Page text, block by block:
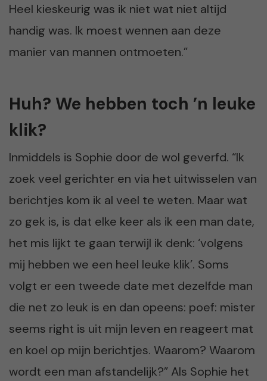
Heel kieskeurig was ik niet wat niet altijd
handig was. Ik moest wennen aan deze
manier van mannen ontmoeten.”
Huh? We hebben toch ’n leuke
klik?
Inmiddels is Sophie door de wol geverfd. “Ik
zoek veel gerichter en via het uitwisselen van
berichtjes kom ik al veel te weten. Maar wat
zo gek is, is dat elke keer als ik een man date,
het mis lijkt te gaan terwijl ik denk: ‘volgens
mij hebben we een heel leuke klik’. Soms
volgt er een tweede date met dezelfde man
die net zo leuk is en dan opeens: poef: mister
seems right is uit mijn leven en reageert mat
en koel op mijn berichtjes. Waarom? Waarom
wordt een man afstandelijk?” Als Sophie het